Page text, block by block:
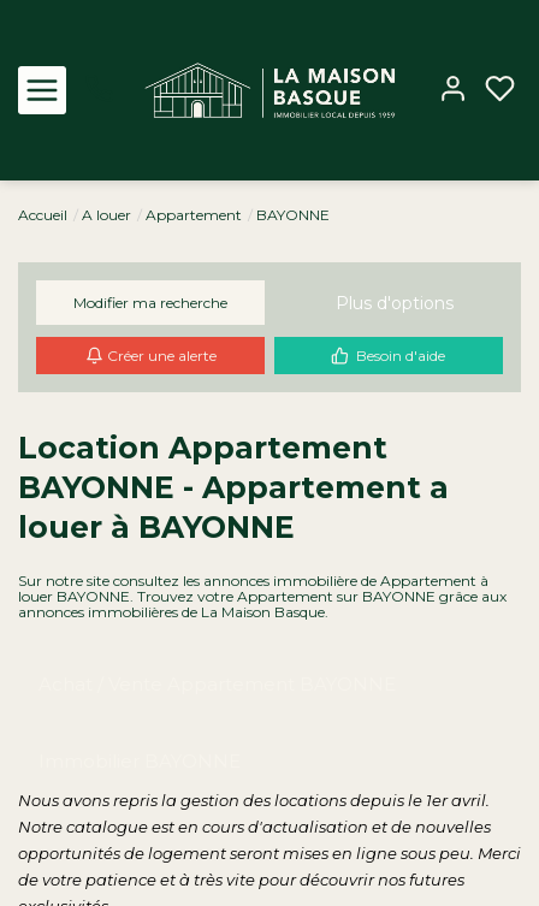
Louer
Estimer
Biens vendus
Notre Agence
Contact
Accueil A louer Appartement BAYONNE
Modifier ma recherche Plus d'options
Créer une alerte Besoin d'aide
Location Appartement
BAYONNE - Appartement a
louer à BAYONNE
Sur notre site consultez les annonces immobilière de Appartement à
louer BAYONNE. Trouvez votre Appartement sur BAYONNE grâce aux
annonces immobilières de La Maison Basque.